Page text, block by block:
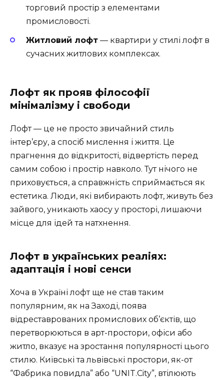
торговий простір з елементами
промисловості.
Житловий лофт — квартири у стилі лофт в
сучасних житлових комплексах.
Лофт як прояв філософії
мінімалізму і свободи
Лофт — це не просто звичайний стиль
інтер’єру, а спосіб мислення і життя. Це
прагнення до відкритості, відвертість перед
самим собою і простір навколо. Тут нічого не
приховується, а справжність сприймається як
естетика. Люди, які вибирають лофт, живуть без
зайвого, уникають хаосу у просторі, лишаючи
місце для ідей та натхнення.
Лофт в українських реаліях:
адаптація і нові сенси
Хоча в Україні лофт ще не став таким
популярним, як на Заході, поява
відреставрованих промислових об’єктів, що
перетворюються в арт-простори, офіси або
житло, вказує на зростання популярності цього
стилю. Київські та львівські простори, як-от
“Фабрика повидла” або “UNIT.City”, втілюють